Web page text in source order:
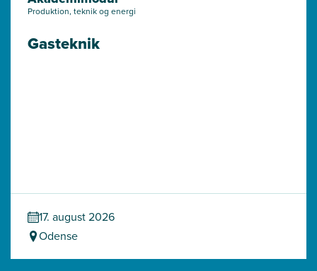
Produktion, teknik og energi
Gasteknik
17. august 2026
Odense